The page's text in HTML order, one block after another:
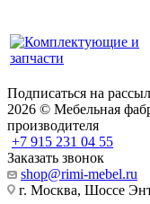
Подписаться на
2026 © Мебельная
производителя
+7 915 231 04 55
Заказать звонок
shop@rimi-mebel.ru
г. Москва, Шоссе